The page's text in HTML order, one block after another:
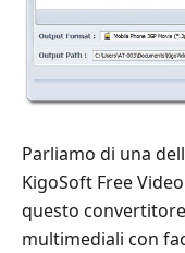
Parliamo di una
KigoSoft Free
questo
multimediali con